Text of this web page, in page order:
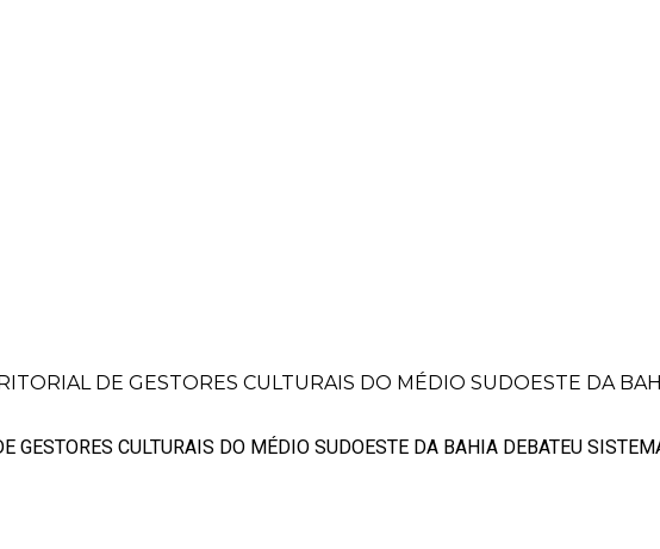
DE GESTORES CULTURAIS DO MÉDIO SUDOESTE DA
GESTORES CULTURAIS DO MÉDIO SUDOESTE DA BAHIA DEBATEU